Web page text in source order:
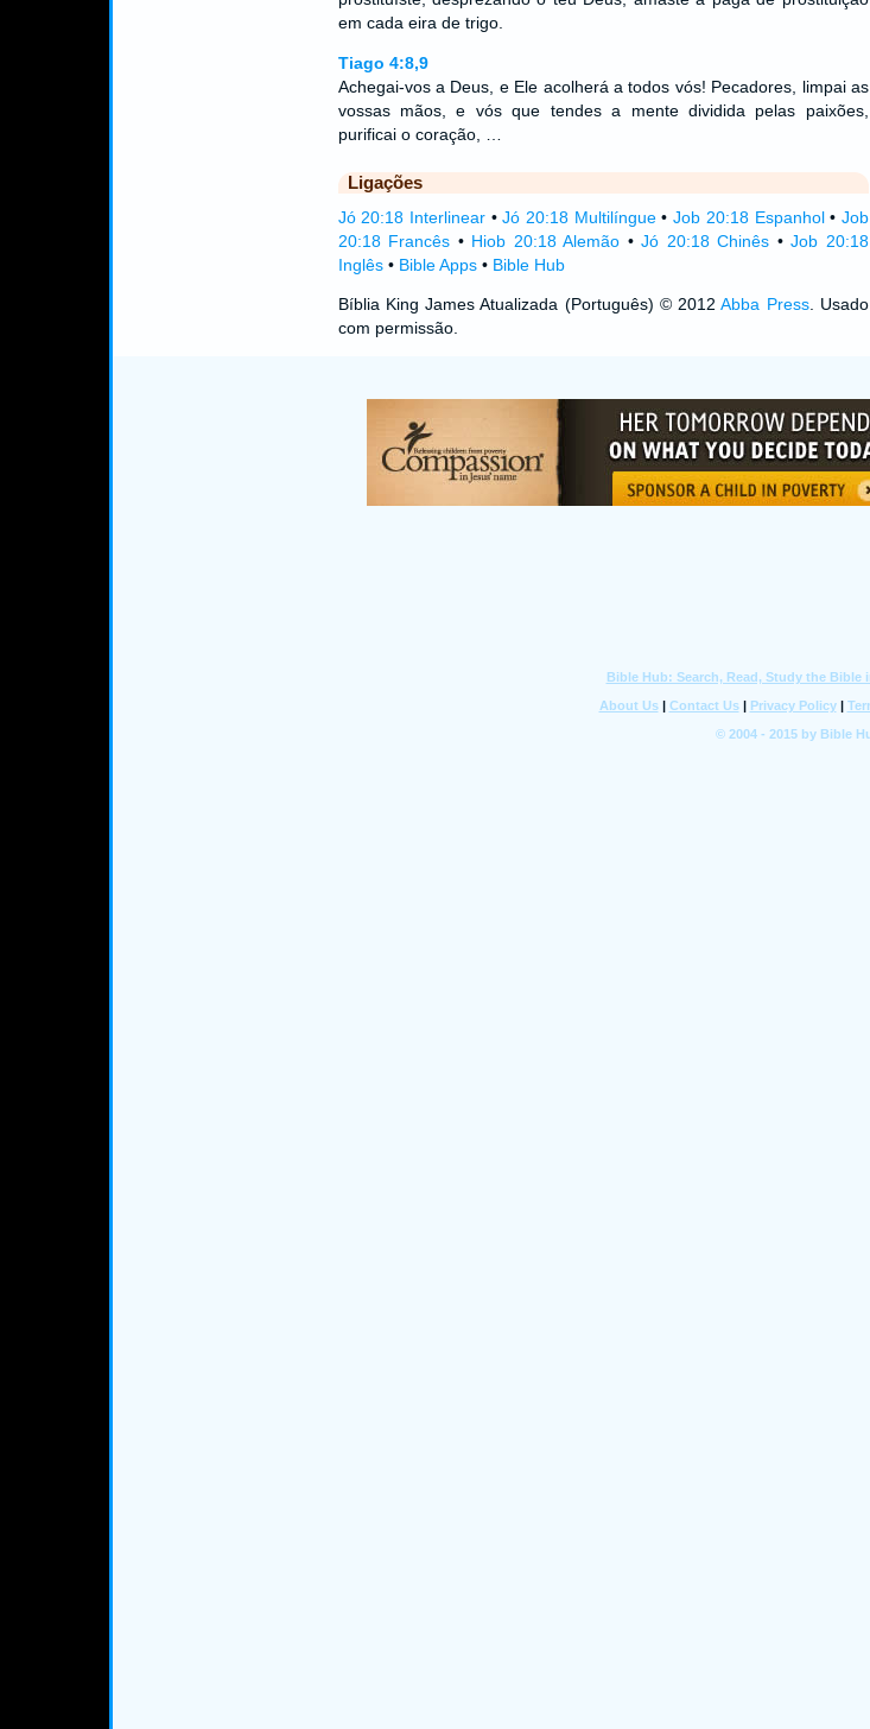
em cada eira de trigo.
Tiago 4:8,9
Achegai-vos a Deus, e Ele acolherá a todos vós! Pecadores, limpai as
vossas mãos, e vós que tendes a mente dividida pelas paixões,
purificai o coração, …
Ligações
Jó 20:18 Interlinear•Jó 20:18 Multilíngue•Job 20:18 Espanhol• Job
20:18 Francês • Hiob 20:18 Alemão •Jó 20:18 Chinês •Job 20:18
Inglês• Bible Apps• Bible Hub
Bíblia King James Atualizada (Português) © 2012Abba Press. Usado
com permissão.